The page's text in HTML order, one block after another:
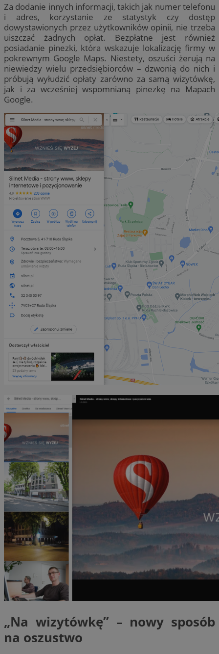
Za dodanie innych informacji, takich jak numer telefonu
i adres, korzystanie ze statystyk czy dostęp
dowystawionych przez użytkowników opinii, nie trzeba
uiszczać żadnych opłat. Bezpłatne jest również
posiadanie pinezki, która wskazuje lokalizację firmy w
pokrewnym Google Maps. Niestety, oszuści żerują na
niewiedzy wielu przedsiębiorców – dzwonią do nich i
próbują wyłudzić opłaty zarówno za samą wizytówkę,
jak i za wcześniej wspomnianą pinezkę na Mapach
Google.
„Na wizytówkę” – nowy sposób
na oszustwo